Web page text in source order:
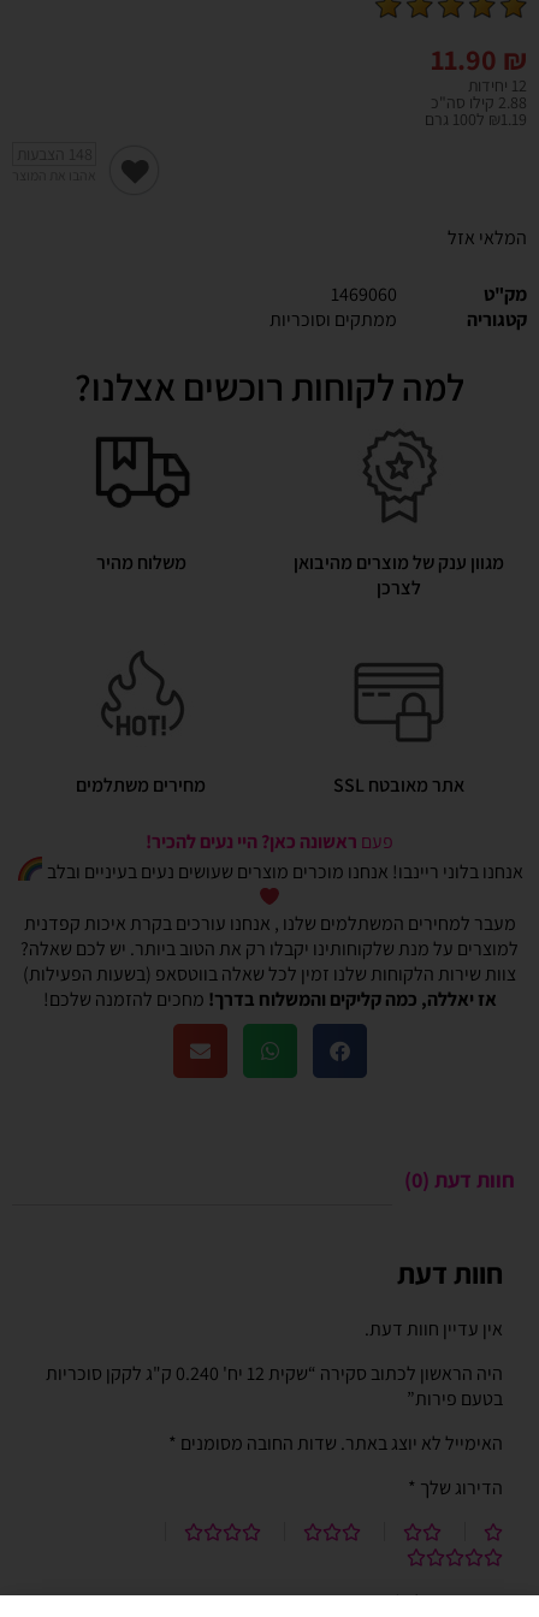
11.90 ₪
12 יחידות
2.88 קילו סה"כ
₪1.19 ל100 גרם
המלאי אזל
מק"ט
1469060
קטגוריה
ממתקים וסוכריות
למה לקוחות רוכשים אצלנו?
מגוון ענק של מוצרים מהיבואן
לצרכן
משלוח מהיר
אתר מאובטח SSL מחירים משתלמים
פעם ראשונה כאן? היי נעים להכיר!
אנחנו בלוני ריינבו! אנחנו מוכרים מוצרים שעושים נעים בעיניים ובלב
מעבר למחירים המשתלמים שלנו , אנחנו עורכים בקרת איכות קפדנית
למוצרים על מנת שלקוחותינו יקבלו רק את הטוב ביותר. יש לכם שאלה?
צוות שירות הלקוחות שלנו זמין לכל שאלה בווטסאפ (בשעות הפעילות)
אז יאללה, כמה קליקים והמשלוח בדרך! מחכים להזמנה שלכם!
חוות דעת (0)
חוות דעת
אין עדיין חוות דעת.
היה הראשון לכתוב סקירה “שקית 12 יח' 0.240 ק"ג לקקן סוכריות
בטעם פירות”
האימייל לא יוצג באתר. שדות החובה מסומנים *
הדירוג שלך *
הביקורת שלך*